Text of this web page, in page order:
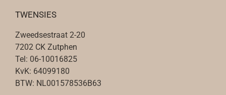
TWENSIES
Zweedsestraat 2-20
7202 CK Zutphen
Tel: 06-10016825
KvK: 64099180
BTW: NL001578536B63